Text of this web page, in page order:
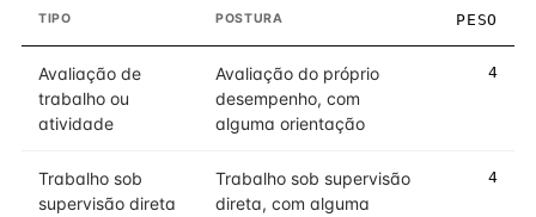
TIPO POSTURA PESO
Avaliação de
trabalho ou
atividade
Avaliação do próprio
desempenho, com
alguma orientação
4
Trabalho sob
supervisão direta
Trabalho sob supervisão
direta, com alguma
4